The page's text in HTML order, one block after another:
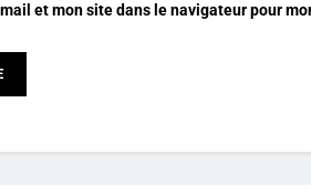
et mon site dans le navigateur pour